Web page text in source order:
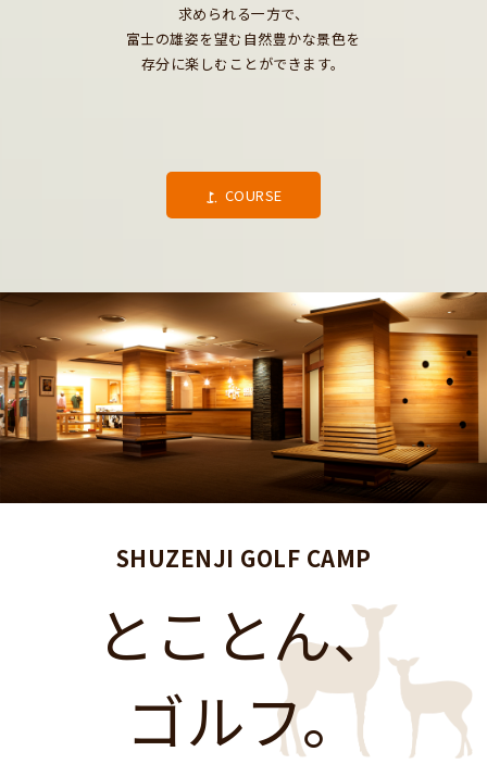
求められる一方で、
富士の雄姿を望む自然豊かな景色を
存分に楽しむことができます。
COURSE
SHUZENJI GOLF CAMP
とことん、
ゴルフ。